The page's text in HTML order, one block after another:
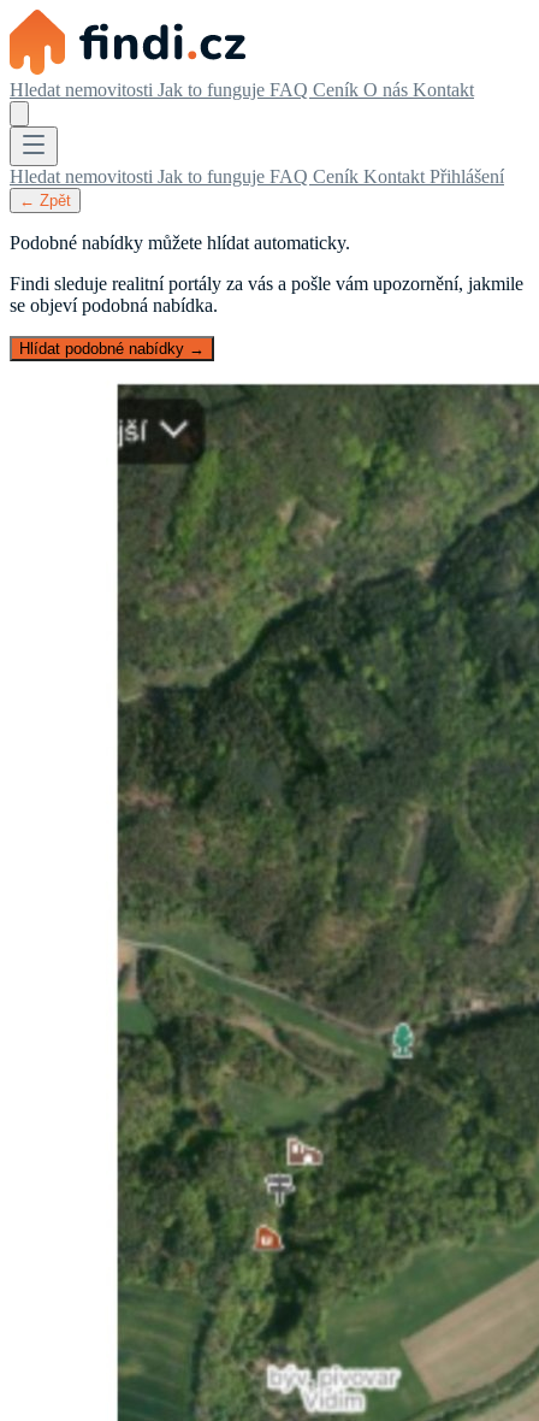
Hledat nemovitosti Jak to funguje FAQ Ceník O nás Kontakt
Hledat nemovitosti Jak to funguje FAQ Ceník Kontakt Přihlášení
← Zpět
Podobné nabídky můžete hlídat automaticky.
Findi sleduje realitní portály za vás a pošle vám upozornění, jakmile
se objeví podobná nabídka.
Hlídat podobné nabídky →